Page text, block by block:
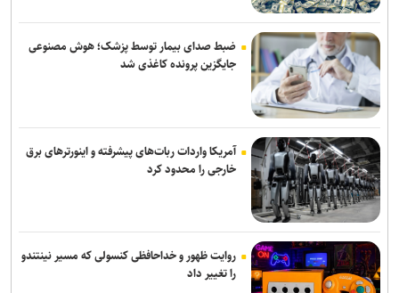
آثار مخرب مصرف الکل و سیگار در بروز بیماری‌ها
تصادف زنجیره‌ای ۱۲ خودرو با ۱۹ مصدوم در محور یاسوج–اصفهان/ علت
حادثه در دست بررسی است
کلاهبرداری و پولشویی در قالب شرکت مهاجرتی به کانادا/ دست مدیر
مهاجرتی با ۳۰۰ شاکی رو شد
ضبط صدای بیمار توسط پزشک؛ هوش مصنوعی
جایگزین پرونده کاغذی شد
آمریکا واردات ربات‌های پیشرفته و اینورترهای برق
خارجی را محدود کرد
روایت ظهور و خداحافظی کنسولی که مسیر نینتندو
را تغییر داد